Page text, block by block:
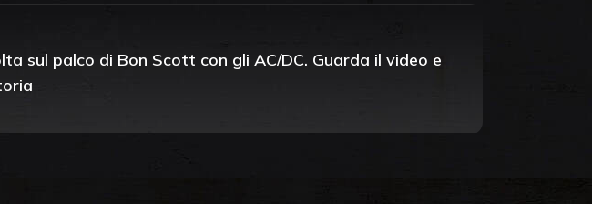
sul palco di Bon Scott con gli AC/DC. Guarda il video e